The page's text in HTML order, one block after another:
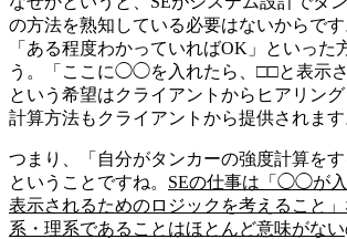
の方法を熟知している必要はないからで
「ある程度わかっていればOK」といった
う。「ここに◯◯を入れたら、□□と表示さ
という希望はクライアントからヒアリン
計算方法もクライアントから提供されます
つまり、「自分がタンカーの強度計算をす
ということですね。 SEの仕事は「◯◯が
表示されるためのロジックを考えること
系・理系であることはほとんど意味がない